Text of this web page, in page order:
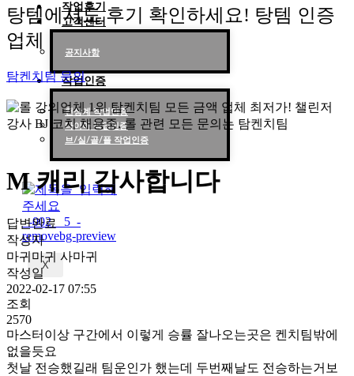
작업후기
고객센터
공지사항
작업인증
천상계 작업인증
다이아 작업인증
브/실/골/플 작업인증
X
탕템에서도 후기 확인하세요! 탕템 인증
업체
탐켄치팀 문의
M 캐리 감사합니다
답변완료
작성자
마귀마귀 사마귀
작성일
2022-02-17 07:55
조회
2570
마스터이상 구간에서 이렇게 승률 잘나오는곳은 켄치팀밖에
없을듯요
첫날 전승했길래 팀운인가 했는데 두번째날도 전승하는거보